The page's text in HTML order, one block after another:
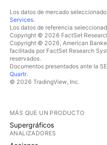
Los datos de mercado
Services.
Los datos de referencia
Copyright © 2026 FactSet
Copyright © 2026, American
facilitada por FactSet Research
reservados.
Documentos presentados ante la
Quartr.
© 2026 TradingView, Inc.
MÁS QUE UN PRODUCTO
Supergráficos
ANALIZADORES